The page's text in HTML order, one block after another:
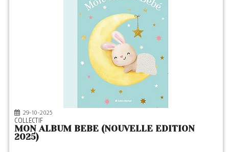
29-10-2025
COLLECTIF
MON ALBUM BEBE (NOUVELLE EDITION
2025)